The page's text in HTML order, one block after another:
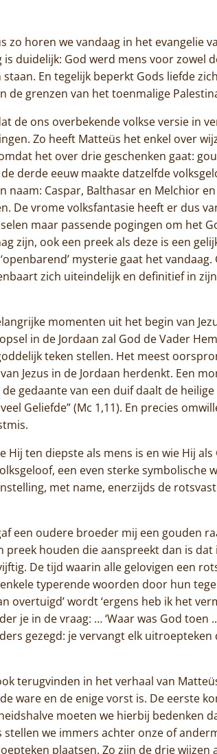
kloosterwinkel
zo horen we vandaag in het evangelie
duidelijk: God werd mens voor zowel
En tegelijk beperkt Gods liefde
de grenzen van het toenmalige
de ons overbekende volkse versie in
Zo heeft Matteüs het enkel over
het over drie geschenken gaat:
derde eeuw maakte datzelfde
naam: Caspar, Balthasar en Melchior en
De vrome volksfantasie heeft er dus
maar passende pogingen om het
zijn, ook een preek als deze is een
mysterie gaat het vandaag.
zich uiteindelijk en definitief in
momenten uit het begin van
in de Jordaan zal God de Vader
teken stellen. Het meest
Jezus in de Jordaan herdenkt. Een
gedaante van een duif daalt de
Geliefde” (Mc 1,11). En precies
Hij ten diepste als mens is en wie Hij als
een even sterke symbolische
met name, enerzijds de
een oudere broeder mij een gouden
preek houden die aanspreekt dan is dat
De tijd waarin alle gelovigen een
typerende woorden door hun
overtuigd’ wordt ‘ergens heb ik het
je in de vraag: … ‘Waar was God toen
gezegd: je vervangt elk uitroepteken
terugvinden in het verhaal van
ware en de enige vorst is. De eerste
moeten we hierbij bedenken
we immers achter onze of
plaatsen. Zo zijn de drie wijzen